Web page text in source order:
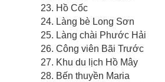
23. Hồ Cốc
24. Làng bè Long Sơn
25. Làng chài Phước Hải
26. Công viên Bãi Trước
27. Khu du lịch Hồ Mây
28. Bến thuyền Maria